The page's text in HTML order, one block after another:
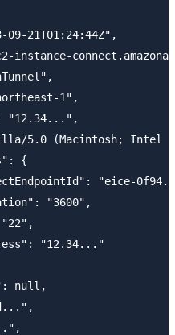
09-21T01:24:44Z",
instance-
1",
"12.34...",
5.0 (Macintosh; Intel
{
"eice-
"3600",
"12.34..."
null,